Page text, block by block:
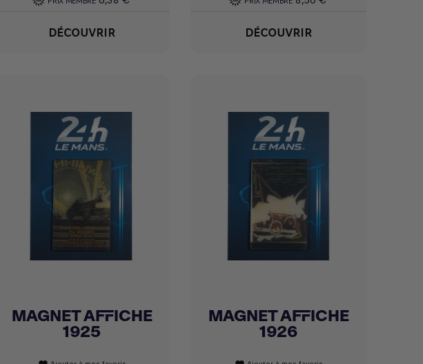
DÉCOUVRIR DÉCOUVRIR
Achat express
MAGNET AFFICHE
1925
Achat express
MAGNET AFFICHE
1926